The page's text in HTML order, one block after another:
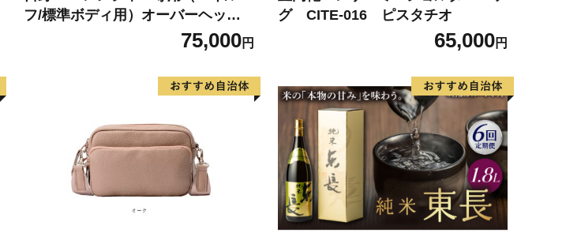
フ/標準ボディ用）オーバーヘッド
コンソール 【パイプ付】 車用品
トラック用品 内装パーツ 内装アク
セサリー 空間活用 収納 寝具 着替え
75,000円
グ CITE-016 ピスタチオ
65,000円